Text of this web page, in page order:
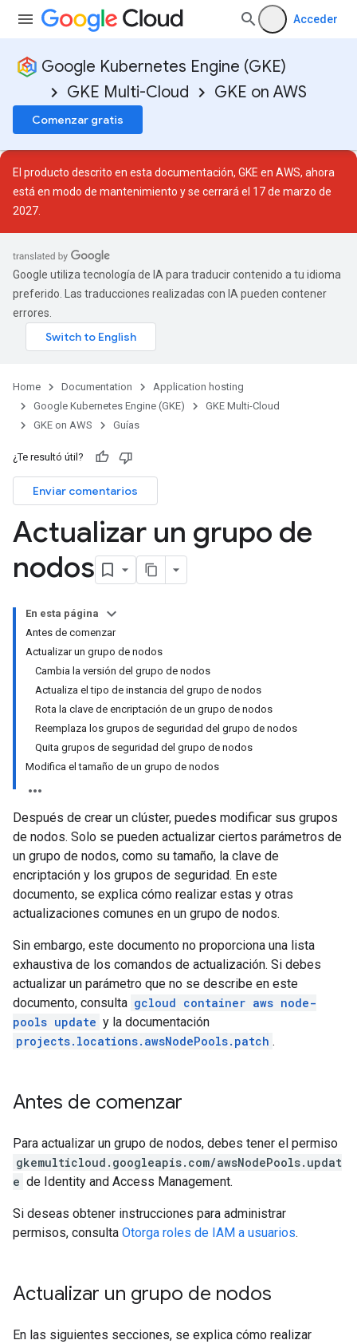
Acceder
Google Kubernetes Engine (GKE)
GKE Multi-Cloud
GKE on AWS
Comenzar gratis
El producto descrito en esta documentación, GKE en AWS, ahora
está en modo de mantenimiento y se cerrará el 17 de marzo de
2027.
Google utiliza tecnología de IA para traducir contenido a tu idioma
preferido. Las traducciones realizadas con IA pueden contener
errores.
Home Documentation
Application hosting
Google Kubernetes Engine (GKE)
GKE Multi-Cloud
GKE on AWS
Guías
¿Te resultó útil?
Enviar comentarios
Actualizar un grupo de
nodos
En esta página
Antes de comenzar
Actualizar un grupo de nodos
Cambia la versión del grupo de nodos
Actualiza el tipo de instancia del grupo de nodos
Rota la clave de encriptación de un grupo de nodos
Reemplaza los grupos de seguridad del grupo de nodos
Quita grupos de seguridad del grupo de nodos
Modifica el tamaño de un grupo de nodos
Después de crear un clúster, puedes modificar sus grupos
de nodos. Solo se pueden actualizar ciertos parámetros de
un grupo de nodos, como su tamaño, la clave de
encriptación y los grupos de seguridad. En este
documento, se explica cómo realizar estas y otras
actualizaciones comunes en un grupo de nodos.
Sin embargo, este documento no proporciona una lista
exhaustiva de los comandos de actualización. Si debes
actualizar un parámetro que no se describe en este
documento, consulta gcloud container aws node-
pools update y la documentación
projects.locations.awsNodePools.patch .
Antes de comenzar
Para actualizar un grupo de nodos, debes tener el permiso
gkemulticloud.googleapis.com/awsNodePools.updat
e de Identity and Access Management.
Si deseas obtener instrucciones para administrar
permisos, consulta Otorga roles de IAM a usuarios.
Actualizar un grupo de nodos
En las siguientes secciones, se explica cómo realizar